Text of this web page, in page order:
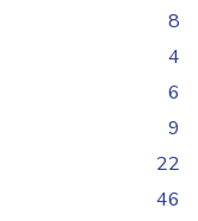
8
4
6
9
22
46